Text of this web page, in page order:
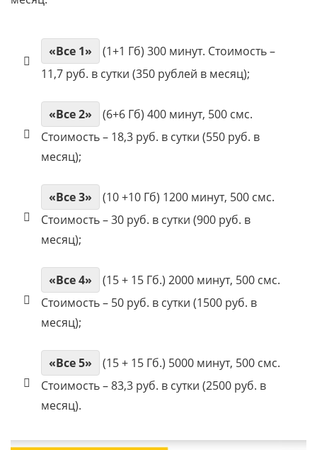
«Все 1»
(1+1 Гб) 300 минут. Стоимость –
11,7 руб. в сутки (350 рублей в месяц);
«Все 2»
(6+6 Гб) 400 минут, 500 смс.
Стоимость – 18,3 руб. в сутки (550 руб. в
месяц);
«Все 3»
(10 +10 Гб) 1200 минут, 500 смс.
Стоимость – 30 руб. в сутки (900 руб. в
месяц);
«Все 4»
(15 + 15 Гб.) 2000 минут, 500 смс.
Стоимость – 50 руб. в сутки (1500 руб. в
месяц);
«Все 5»
(15 + 15 Гб.) 5000 минут, 500 смс.
Стоимость – 83,3 руб. в сутки (2500 руб. в
месяц).